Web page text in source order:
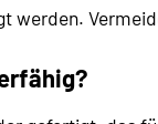
werden.